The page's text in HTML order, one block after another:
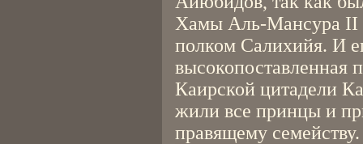
Хамы Аль-Мансура II
полком Салихийя. И
высокопоставленная
Каирской цитадели
жили все принцы и
правящему семейству.